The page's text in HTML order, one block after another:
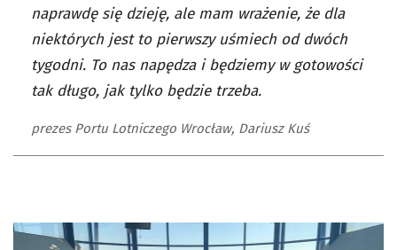
naprawdę się dzieję, ale mam wrażenie, że dla
niektórych jest to pierwszy uśmiech od dwóch
tygodni. To nas napędza i będziemy w gotowości
tak długo, jak tylko będzie trzeba.
prezes Portu Lotniczego Wrocław, Dariusz Kuś